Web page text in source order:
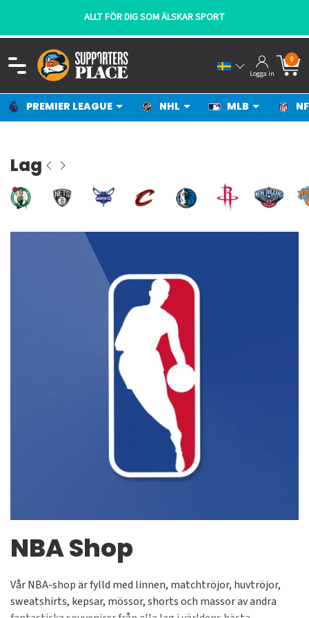
ALLT FÖR DIG SOM ÄLSKAR SPORT
Logga in
0
PREMIER LEAGUE NHL MLB
Lag
NBA Shop
Vår NBA-shop är fylld med linnen, matchtröjor, huvtröjor,
sweatshirts, kepsar, mössor, shorts och massor av andra